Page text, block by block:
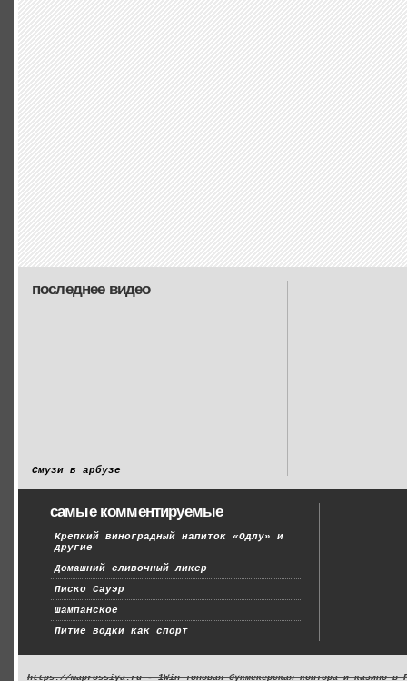
последнее видео
Смузи в арбузе
самые комментируемые
Крепкий виноградный напиток «Одлу» и
другие
Домашний сливочный ликер
Писко Сауэр
Шампанское
Питие водки как спорт
https://maprossiya.ru - 1Win топовая букмекерская контора и казино в